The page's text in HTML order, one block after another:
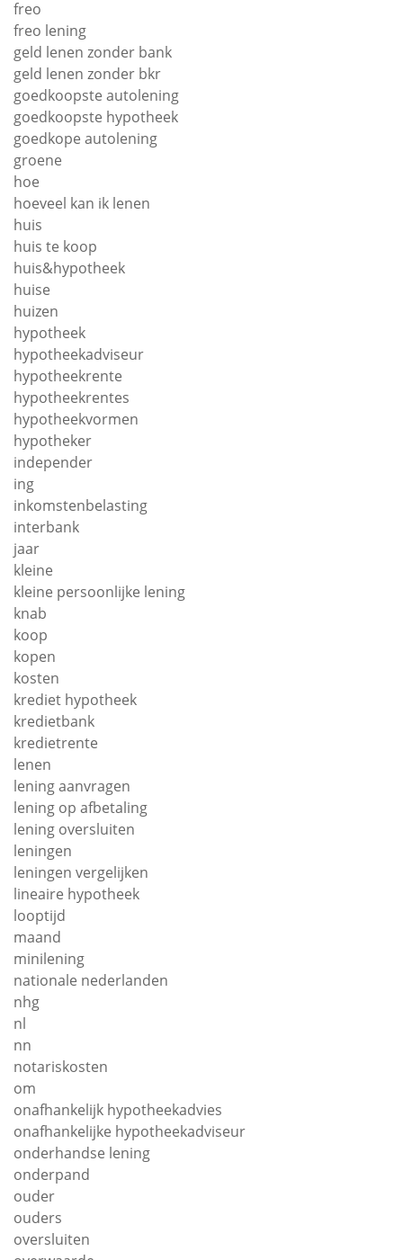
freo
freo lening
geld lenen zonder bank
geld lenen zonder bkr
goedkoopste autolening
goedkoopste hypotheek
goedkope autolening
groene
hoe
hoeveel kan ik lenen
huis
huis te koop
huis&hypotheek
huise
huizen
hypotheek
hypotheekadviseur
hypotheekrente
hypotheekrentes
hypotheekvormen
hypotheker
independer
ing
inkomstenbelasting
interbank
jaar
kleine
kleine persoonlijke lening
knab
koop
kopen
kosten
krediet hypotheek
kredietbank
kredietrente
lenen
lening aanvragen
lening op afbetaling
lening oversluiten
leningen
leningen vergelijken
lineaire hypotheek
looptijd
maand
minilening
nationale nederlanden
nhg
nl
nn
notariskosten
om
onafhankelijk hypotheekadvies
onafhankelijke hypotheekadviseur
onderhandse lening
onderpand
ouder
ouders
oversluiten